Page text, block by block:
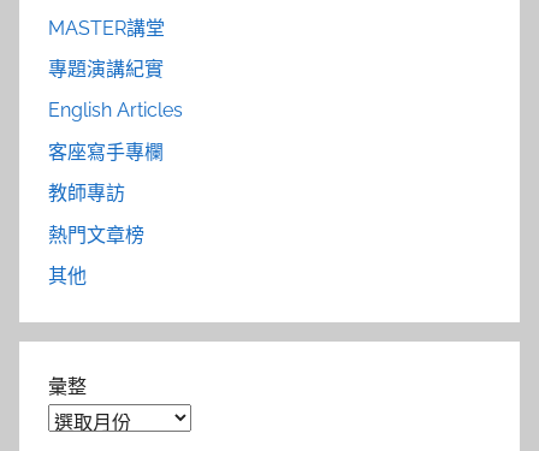
MASTER講堂
專題演講紀實
English Articles
客座寫手專欄
教師專訪
熱門文章榜
其他
彙整